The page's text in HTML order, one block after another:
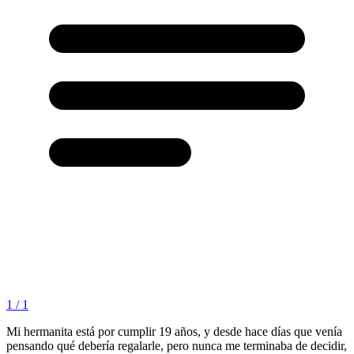
1 / 1
Mi hermanita está por cumplir 19 años, y desde hace días que venía
pensando qué debería regalarle, pero nunca me terminaba de decidir,